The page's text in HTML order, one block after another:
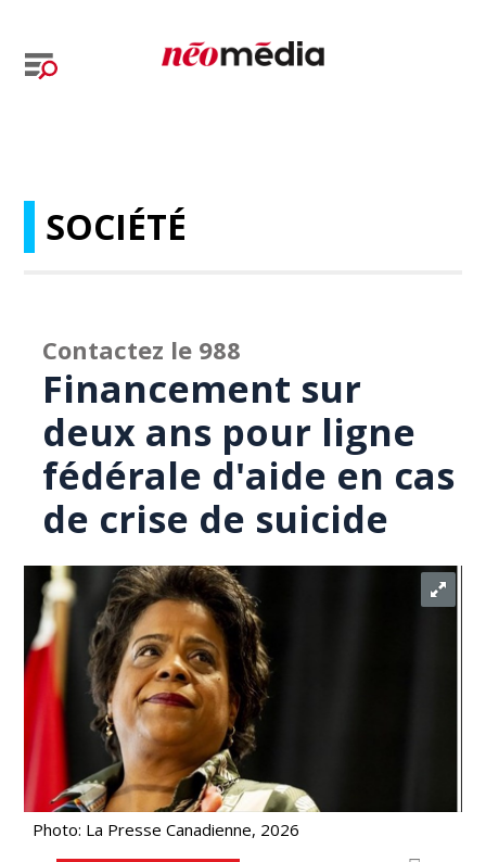
SOCIÉTÉ
Contactez le 988
Financement sur
deux ans pour ligne
fédérale d'aide en cas
de crise de suicide
Photo: La Presse Canadienne, 2026